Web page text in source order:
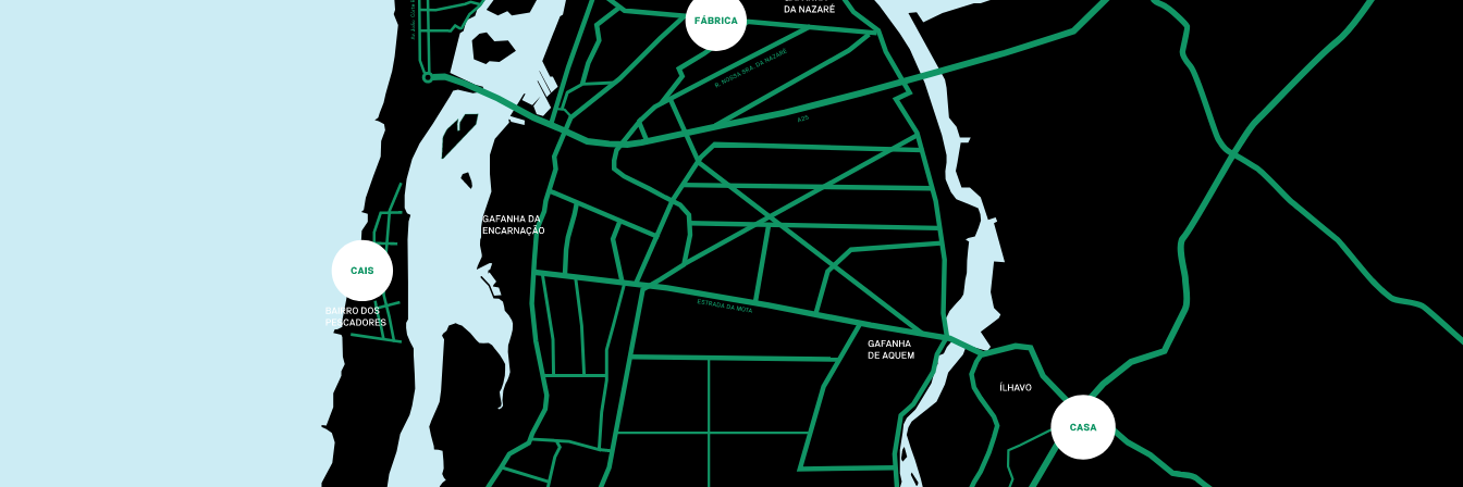
CONCERTO SOLIDÁRIO
ANTIGOS ALUNOS
UNIVERSIDADE DE AVEIRO
Os Pólo Norte são uma daquelas bandas que, mesmo
quando achamos que não conhecemos, conhecemos.
As canções ficaram nas nossas cabeças há muitos
anos, mas é nas salas, nos teatros e auditórios que se
revelam na sua verdadeira essência.
MAIS INFORMAÇÕES
FÁBRICA IDEIAS
MÚSICA
20
AKAI E KOKU